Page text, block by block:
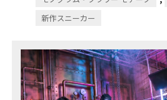
新作スニーカー